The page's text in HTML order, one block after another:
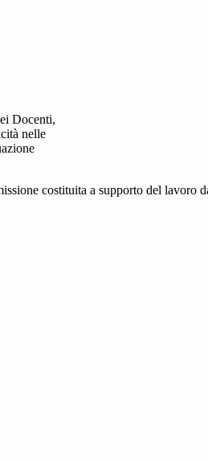
Docenti,
nelle
costituita a supporto del